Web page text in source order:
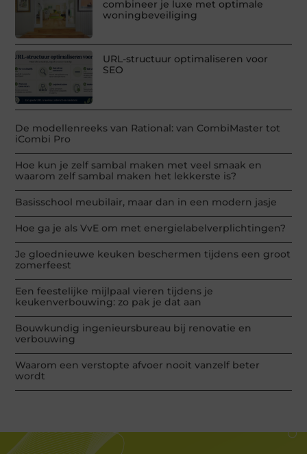
combineer je luxe met optimale
woningbeveiliging
URL-structuur optimaliseren voor
SEO
De modellenreeks van Rational: van CombiMaster tot
iCombi Pro
Hoe kun je zelf sambal maken met veel smaak en
waarom zelf sambal maken het lekkerste is?
Basisschool meubilair, maar dan in een modern jasje
Hoe ga je als VvE om met energielabelverplichtingen?
Je gloednieuwe keuken beschermen tijdens een groot
zomerfeest
Een feestelijke mijlpaal vieren tijdens je
keukenverbouwing: zo pak je dat aan
Bouwkundig ingenieursbureau bij renovatie en
verbouwing
Waarom een verstopte afvoer nooit vanzelf beter
wordt